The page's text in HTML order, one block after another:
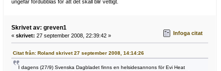
ungefär fördubblas för att det skall blir vettigt.
Skrivet av: greven1
« skrivet: 27 september 2008, 22:39:42 » Infoga citat
Citat från: Roland skrivet 27 september 2008, 14:14:26
I dagens (27/9) Svenska Dagbladet finns en helsidesannons för Evi Heat